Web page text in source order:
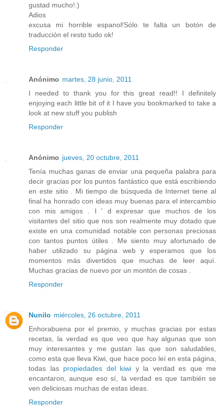
gustad mucho!:)
Adios
excusa mi horrible espanol!Sólo te falta un botón de
traducción el resto tudo ok!
Responder
Anónimo martes, 28 junio, 2011
I needed to thank you for this great read!! I definitely
enjoying each little bit of it I have you bookmarked to take a
look at new stuff you publish
Responder
Anónimo jueves, 20 octubre, 2011
Tenía muchas ganas de enviar una pequeña palabra para
decir gracias por los puntos fantástico que está escribiendo
en este sitio . Mi tiempo de búsqueda de Internet tiene al
final ha honrado con ideas muy buenas para el intercambio
con mis amigos . I ' d expresar que muchos de los
visitantes del sitio que nos son realmente muy dotado que
existe en una comunidad notable con personas preciosas
con tantos puntos útiles . Me siento muy afortunado de
haber utilizado su página web y esperamos que los
momentos más divertidos que muchas de leer aquí.
Muchas gracias de nuevo por un montón de cosas .
Responder
Nunilo miércoles, 26 octubre, 2011
Enhorabuena por el premio, y muchas gracias por estas
recetas, la verdad es que veo que hay algunas que son
muy interesantes y me gustan las que son saludables,
como esta que lleva Kiwi, que hace poco leí en esta página,
todas las propiedades del kiwi y la verdad es que me
encantaron, aunque eso sí, la verdad es que también se
ven deliciosas muchas de estas ideas.
Responder